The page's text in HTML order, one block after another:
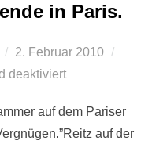
in Paris.
Veröffentlicht
am
2. Februar 2010
deaktiviert
auf dem Pariser
auf der